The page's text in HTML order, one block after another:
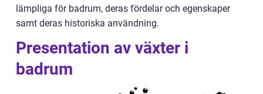
lämpliga för badrum, deras fördelar och egenskaper
samt deras historiska användning.
Presentation av växter i
badrum